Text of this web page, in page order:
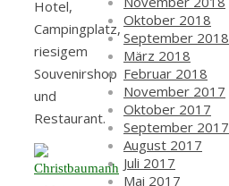
Hotel,
Campingplatz,
riesigem
Souvenirshop
und
Restaurant.
Oktober 2018
September 2018
März 2018
Februar 2018
November 2017
Oktober 2017
September 2017
August 2017
Juli 2017
Mai 2017